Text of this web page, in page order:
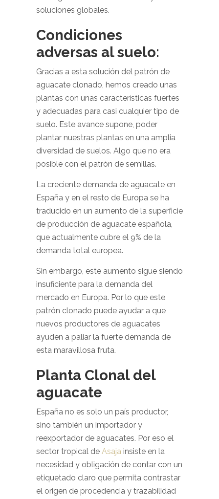
soluciones globales.
Condiciones
adversas al suelo:
Gracias a esta solución del patrón de
aguacate clonado, hemos creado unas
plantas con unas características fuertes
y adecuadas para casi cualquier tipo de
suelo. Este avance supone, poder
plantar nuestras plantas en una amplia
diversidad de suelos. Algo que no era
posible con el patrón de semillas.
La creciente demanda de aguacate en
España y en el resto de Europa se ha
traducido en un aumento de la superficie
de producción de aguacate española,
que actualmente cubre el 9% de la
demanda total europea.
Sin embargo, este aumento sigue siendo
insuficiente para la demanda del
mercado en Europa. Por lo que este
patrón clonado puede ayudar a que
nuevos productores de aguacates
ayuden a paliar la fuerte demanda de
esta maravillosa fruta.
Planta Clonal del
aguacate
España no es solo un país productor,
sino también un importador y
reexportador de aguacates. Por eso el
sector tropical de Asaja insiste en la
necesidad y obligación de contar con un
etiquetado claro que permita contrastar
el origen de procedencia y trazabilidad